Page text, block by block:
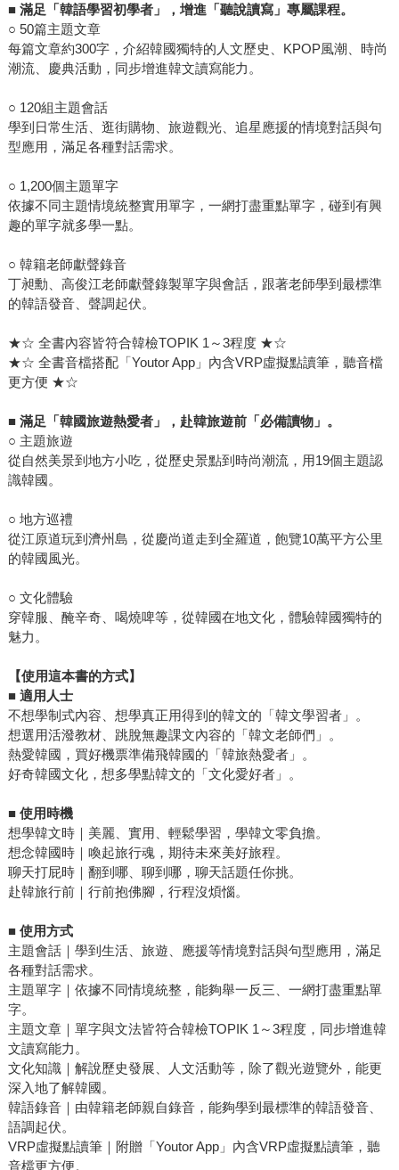
■ 滿足「韓語學習初學者」，增進「聽說讀寫」專屬課程。
○ 50篇主題文章
每篇文章約300字，介紹韓國獨特的人文歷史、KPOP風潮、時尚
潮流、慶典活動，同步增進韓文讀寫能力。
○ 120組主題會話
學到日常生活、逛街購物、旅遊觀光、追星應援的情境對話與句
型應用，滿足各種對話需求。
○ 1,200個主題單字
依據不同主題情境統整實用單字，一網打盡重點單字，碰到有興
趣的單字就多學一點。
○ 韓籍老師獻聲錄音
丁昶勳、高俊江老師獻聲錄製單字與會話，跟著老師學到最標準
的韓語發音、聲調起伏。
★☆ 全書內容皆符合韓檢TOPIK 1～3程度 ★☆
★☆ 全書音檔搭配「Youtor App」內含VRP虛擬點讀筆，聽音檔
更方便 ★☆
■ 滿足「韓國旅遊熱愛者」，赴韓旅遊前「必備讀物」。
○ 主題旅遊
從自然美景到地方小吃，從歷史景點到時尚潮流，用19個主題認
識韓國。
○ 地方巡禮
從江原道玩到濟州島，從慶尚道走到全羅道，飽覽10萬平方公里
的韓國風光。
○ 文化體驗
穿韓服、醃辛奇、喝燒啤等，從韓國在地文化，體驗韓國獨特的
魅力。
【使用這本書的方式】
■ 適用人士
不想學制式內容、想學真正用得到的韓文的「韓文學習者」。
想選用活潑教材、跳脫無趣課文內容的「韓文老師們」。
熱愛韓國，買好機票準備飛韓國的「韓旅熱愛者」。
好奇韓國文化，想多學點韓文的「文化愛好者」。
■ 使用時機
想學韓文時｜美麗、實用、輕鬆學習，學韓文零負擔。
想念韓國時｜喚起旅行魂，期待未來美好旅程。
聊天打屁時｜翻到哪、聊到哪，聊天話題任你挑。
赴韓旅行前｜行前抱佛腳，行程沒煩惱。
■ 使用方式
主題會話｜學到生活、旅遊、應援等情境對話與句型應用，滿足
各種對話需求。
主題單字｜依據不同情境統整，能夠舉一反三、一網打盡重點單
字。
主題文章｜單字與文法皆符合韓檢TOPIK 1～3程度，同步增進韓
文讀寫能力。
文化知識｜解說歷史發展、人文活動等，除了觀光遊覽外，能更
深入地了解韓國。
韓語錄音｜由韓籍老師親自錄音，能夠學到最標準的韓語發音、
語調起伏。
VRP虛擬點讀筆｜附贈「Youtor App」內含VRP虛擬點讀筆，聽
音檔更方便。